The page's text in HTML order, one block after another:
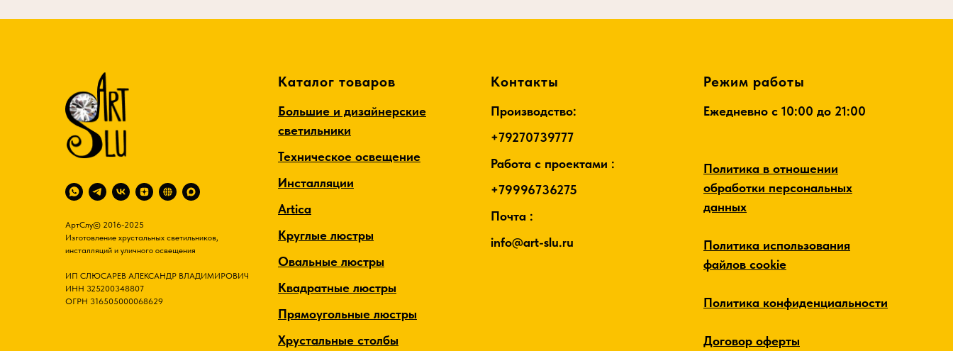
АртСлу© 2016-2025
Изготовление хрустальных светильников,
инсталляций и уличного освещения
ИП СЛЮСАРЕВ АЛЕКСАНДР ВЛАДИМИРОВИЧ
ИНН 325200348807
ОГРН 316505000068629
Каталог товаров
Большие и дизайнерские
светильники
Техническое освещение
Инсталляции
Artica
Круглые люстры
Овальные люстры
Квадратные люстры
Прямоугольные люстры
Хрустальные столбы
Контакты
Производство:
+79270739777
Работа с проектами :
+79996736275
Почта :
info@art-slu.ru
Режим работы
Ежедневно c 10:00 до 21:00
Политика в отношении
обработки персональных
данных
Политика использования
файлов cookie
Политика конфиденциальности
Договор оферты